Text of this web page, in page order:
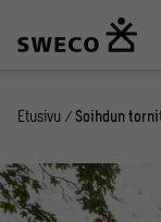
Etusivu / Soihdun